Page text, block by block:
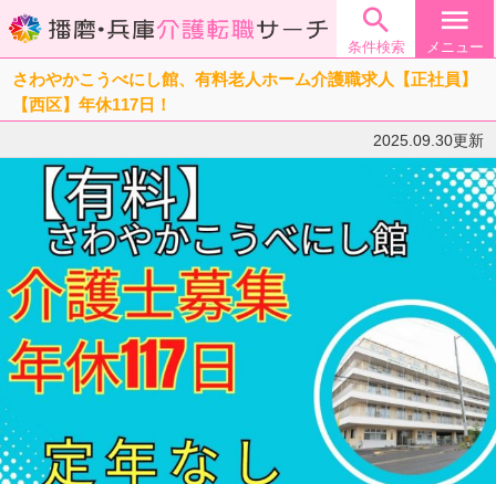

条件検索
menu
メニュー
さわやかこうべにし館、有料老人ホーム介護職求人【正社員】
【西区】年休117日！
2025.09.30更新